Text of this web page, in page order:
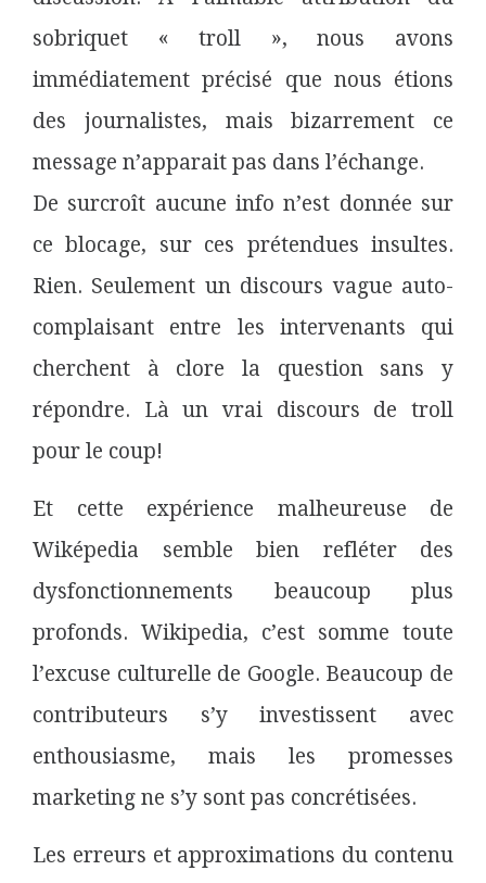
sobriquet « troll », nous avons
immédiatement précisé que nous étions
des journalistes, mais bizarrement ce
message n’apparait pas dans l’échange.
De surcroît aucune info n’est donnée sur
ce blocage, sur ces prétendues insultes.
Rien. Seulement un discours vague auto-
complaisant entre les intervenants qui
cherchent à clore la question sans y
répondre. Là un vrai discours de troll
pour le coup!
Et cette expérience malheureuse de
Wiképedia semble bien refléter des
dysfonctionnements beaucoup plus
profonds. Wikipedia, c’est somme toute
l’excuse culturelle de Google. Beaucoup de
contributeurs s’y investissent avec
enthousiasme, mais les promesses
marketing ne s’y sont pas concrétisées.
Les erreurs et approximations du contenu